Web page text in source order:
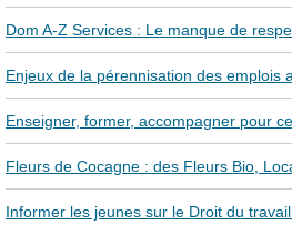
Dom A-Z Services : Le manque de
Enjeux de la pérennisation des emplois
Enseigner, former, accompagner pour
Fleurs de Cocagne : des Fleurs Bio,
Informer les jeunes sur le Droit du